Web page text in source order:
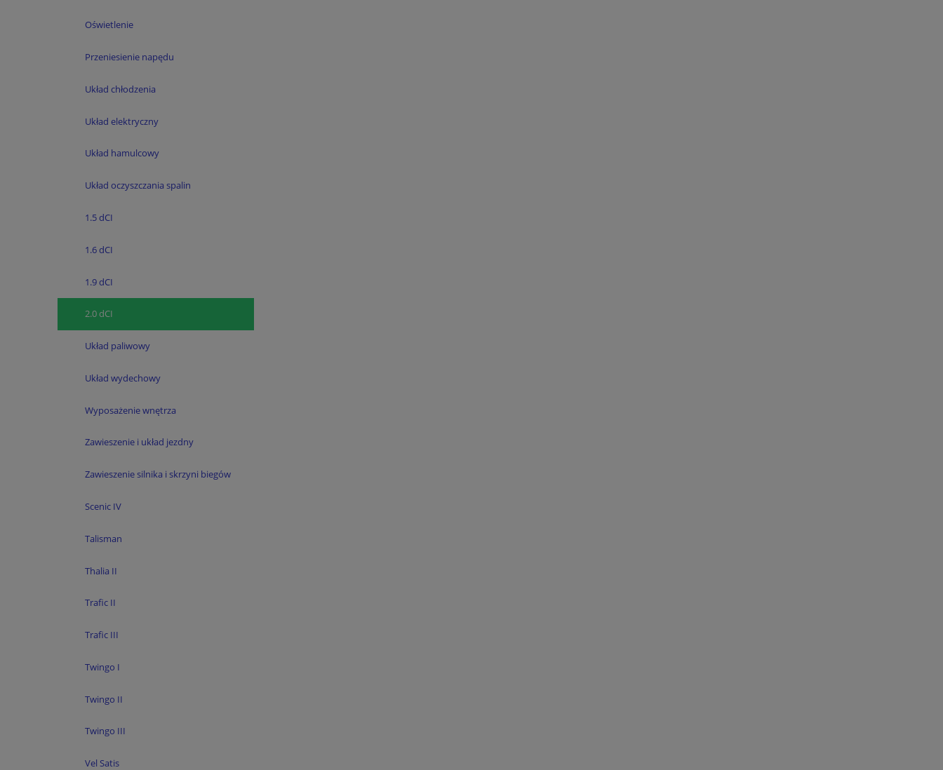
Oświetlenie
Przeniesienie napędu
Układ chłodzenia
Układ elektryczny
Układ hamulcowy
Układ oczyszczania spalin
1.5 dCI
1.6 dCI
1.9 dCI
2.0 dCI
Układ paliwowy
Układ wydechowy
Wyposażenie wnętrza
Zawieszenie i układ jezdny
Zawieszenie silnika i skrzyni biegów
Scenic IV
Talisman
Thalia II
Trafic II
Trafic III
Twingo I
Twingo II
Twingo III
Vel Satis